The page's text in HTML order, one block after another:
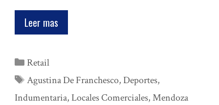
Leer mas
Categorías
Retail
Etiquetas
Agustina De Franchesco,Deportes,
Indumentaria,Locales Comerciales,Mendoza